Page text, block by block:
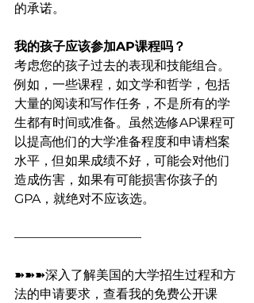
的承诺。
我的孩子应该参加AP课程吗？
考虑您的孩子过去的表现和技能组合。
例如，一些课程，如文学和哲学，包括
大量的阅读和写作任务，不是所有的学
生都有时间或准备。虽然选修AP课程可
以提高他们的大学准备程度和申请档案
水平，但如果成绩不好，可能会对他们
造成伤害，如果有可能损害你孩子的
GPA，就绝对不应该选。
——————————
➽➽➽深入了解美国的大学招生过程和方
法的申请要求，查看我的免费公开课